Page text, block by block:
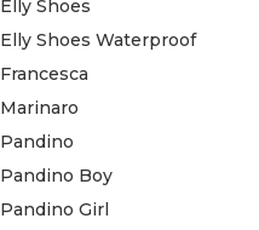
Elly Shoes
Elly Shoes Waterproof
Francesca
Marinaro
Pandino
Pandino Boy
Pandino Girl